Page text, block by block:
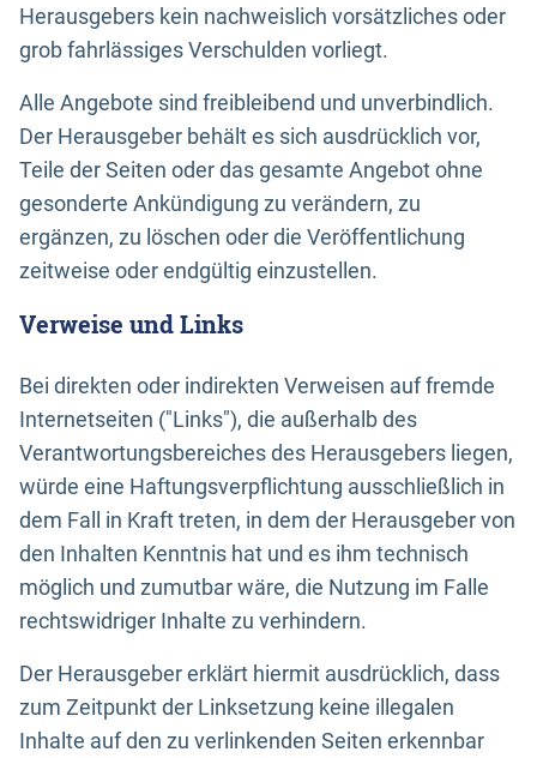
Herausgebers kein nachweislich vorsätzliches oder
grob fahrlässiges Verschulden vorliegt.
Alle Angebote sind freibleibend und unverbindlich.
Der Herausgeber behält es sich ausdrücklich vor,
Teile der Seiten oder das gesamte Angebot ohne
gesonderte Ankündigung zu verändern, zu
ergänzen, zu löschen oder die Veröffentlichung
zeitweise oder endgültig einzustellen.
Verweise und Links
Bei direkten oder indirekten Verweisen auf fremde
Internetseiten ("Links"), die außerhalb des
Verantwortungsbereiches des Herausgebers liegen,
würde eine Haftungsverpflichtung ausschließlich in
dem Fall in Kraft treten, in dem der Herausgeber von
den Inhalten Kenntnis hat und es ihm technisch
möglich und zumutbar wäre, die Nutzung im Falle
rechtswidriger Inhalte zu verhindern.
Der Herausgeber erklärt hiermit ausdrücklich, dass
zum Zeitpunkt der Linksetzung keine illegalen
Inhalte auf den zu verlinkenden Seiten erkennbar